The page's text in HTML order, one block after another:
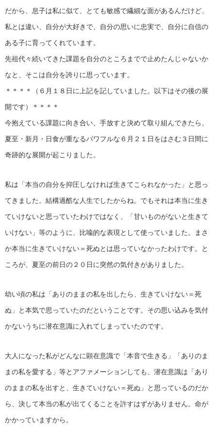
だから、息子は私に似て、とても敏感で繊細な面があるんだけど、
私とは違い、自分が大好きで、自分の思いに忠実で、自分に自信の
ある子に育ってくれています。
先祖代々続いてきた課題を自分のところまでで止めたんじゃないか
なと、そこは自分を誇りに思っています。
＊＊＊＊（６月１８日に上記を記していました。以下はその後の展
開です）＊＊＊＊
今抱えている課題に向き合い、手放すと決めて取り組んできたら、
夏至・新月・日食が重なるパワフルな６月２１日をはさむ３日間に
奇跡的な展開が起こりました。
私は「本当の自分を抑圧しなければ生きてこられなかった」と思っ
てきました。結構過酷な人生でしたからね。でもそれは本当に生き
ていけないと思っていたわけではなく、「甘いものがないと生きて
いけない」等のように、比喩的な表現として使っていました。まさ
か本当に生きていけない＝死ぬとは思っていなかったわけです。と
ころが、夏至の前日の２０日に突然の気付きがありました。
幼い頃の私は「ありのままの私を出したら、生きていけない＝死
ぬ」と本気で思っていたのだということです。その思い込みを気付
かないうちに潜在意識に入れてしまっていたのです。
大人になった私がどんなに顕在意識で「本音で生きる」「ありのま
まの私を愛する」等とアファメーションしても、潜在意識は「あり
のままの私を出すと、生きていけない＝死ぬ」と思っているのだか
ら、決して本当の私が出てくることを許すはずがありません。命が
かかっていますから。